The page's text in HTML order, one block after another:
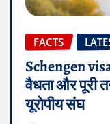
FACTS
Schengen
वैधता और पूरी
यूरोपीय संघ